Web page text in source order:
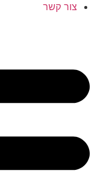
צור קשר